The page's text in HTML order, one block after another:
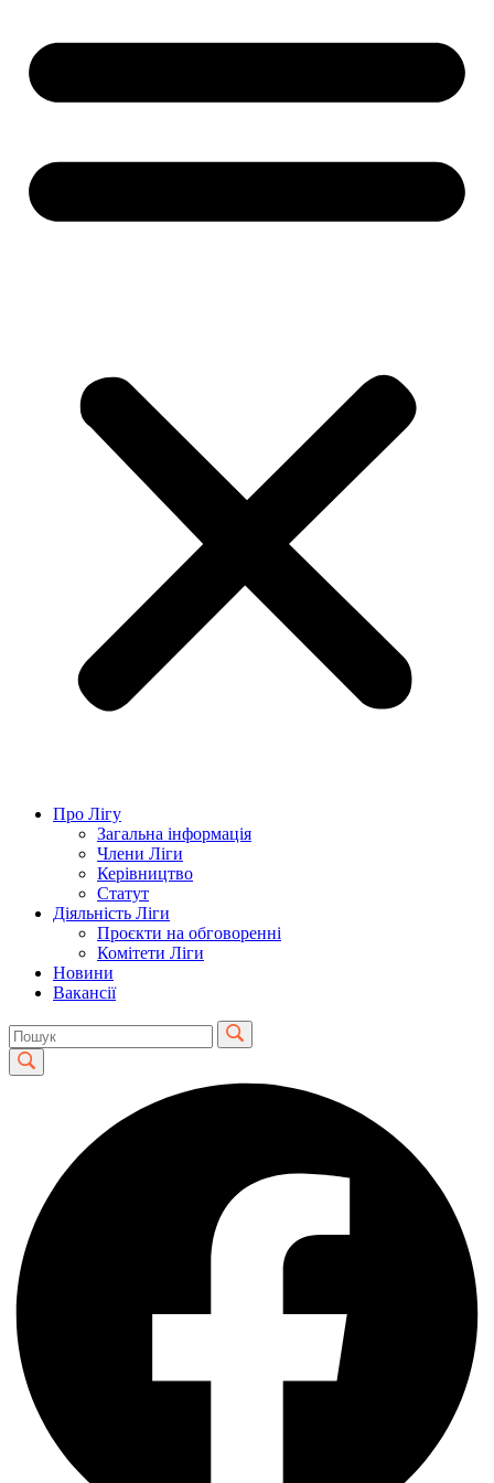
Про Лігу
Загальна інформація
Члени Ліги
Керівництво
Статут
Діяльність Ліги
Проєкти на обговоренні
Комітети Ліги
Новини
Вакансії